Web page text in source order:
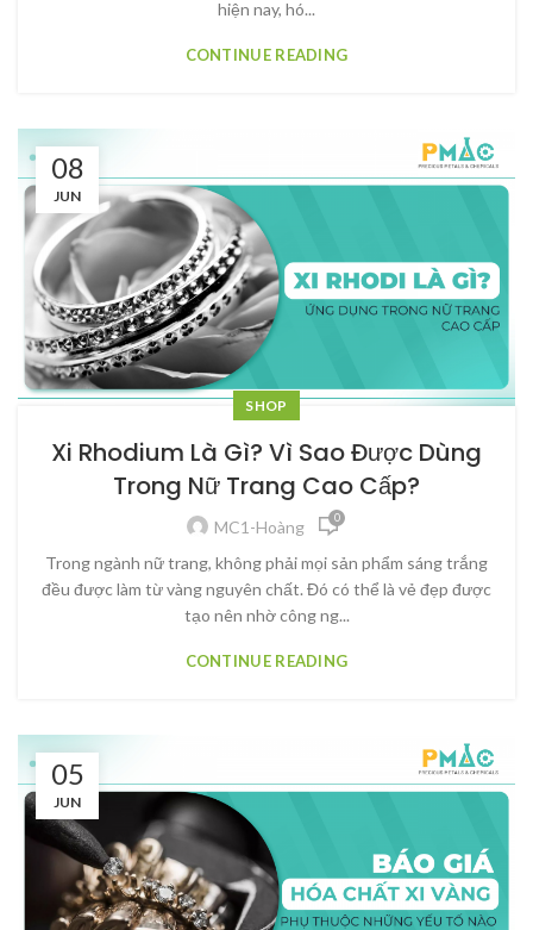
hiện nay, hó...
CONTINUE READING
08
JUN
SHOP
Xi Rhodium Là Gì? Vì Sao Được Dùng
Trong Nữ Trang Cao Cấp?
MC1-Hoàng 0
Trong ngành nữ trang, không phải mọi sản phẩm sáng trắng
đều được làm từ vàng nguyên chất. Đó có thể là vẻ đẹp được
tạo nên nhờ công ng...
CONTINUE READING
05
JUN